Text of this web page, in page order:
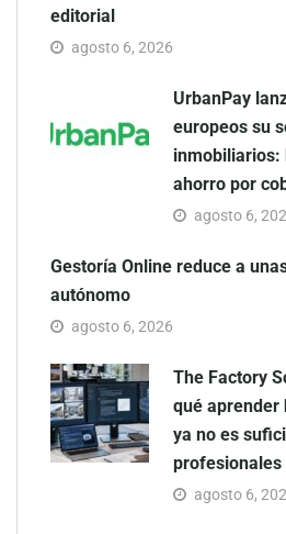
editorial
agosto 6, 2026
UrbanPay
europeos su
inmobiliarios:
ahorro por
agosto 6,
Gestoría Online reduce a
autónomo
agosto 6, 2026
The Factory
qué aprender
ya no es
profesionales
agosto 6,